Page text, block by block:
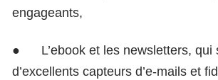
engageants,
● L’ebook et les newsletters, qui
d’excellents capteurs d’e-mails et